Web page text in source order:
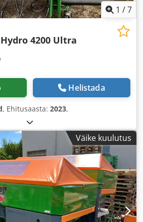
1 /7
Hydro 4200 Ultra
Helistada
, Ehitusaasta: 2023,
Väike kuulutus